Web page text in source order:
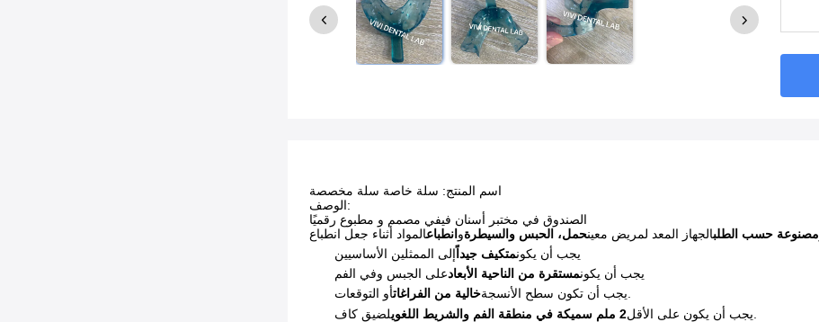
اسم المنتج: سلة خاصة سلة مخصصة
الوصف:
الصندوق في مختبر أسنان فيفي مصمم و مطبوع رقميًا
مصنوعة حسب الطلبالجهاز المعد لمريض معينحمل، الحبس والسيطرةو انطباع
يجب أن يكونمتكيف جيداً إلى الممثلين الأساسيين
يجب أن يكونمستقرة من الناحية الأبعادعلى الجبس وفي الفم
يجب أن تكون سطح الأنسجةخالية من الفراغات
أو التوقعات.
يجب أن يكون على الأقل2 ملم سميكة في منطقة الفم والشريط اللغوي